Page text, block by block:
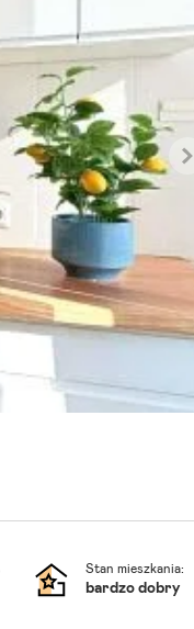
Stan mieszkania:
bardzo dobry